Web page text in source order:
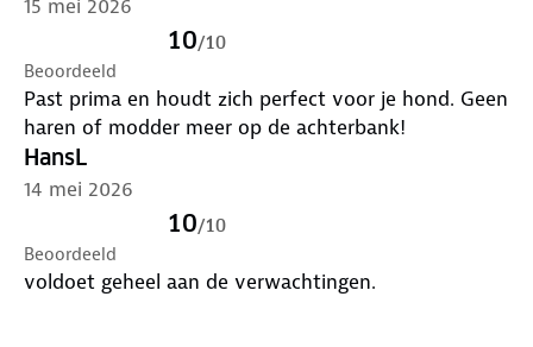
15 mei 2026
10/10
Beoordeeld
Past prima en houdt zich perfect voor je hond. Geen
haren of modder meer op de achterbank!
HansL
14 mei 2026
10/10
Beoordeeld
voldoet geheel aan de verwachtingen.